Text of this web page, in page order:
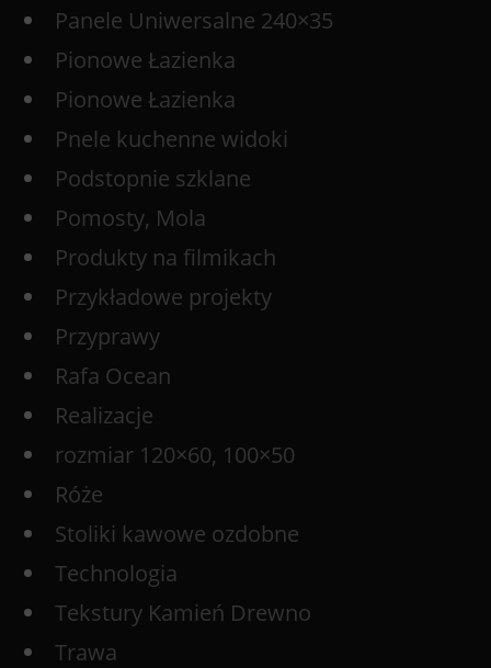
Panele Uniwersalne 240×35
Pionowe Łazienka
Pionowe Łazienka
Pnele kuchenne widoki
Podstopnie szklane
Pomosty, Mola
Produkty na filmikach
Przykładowe projekty
Przyprawy
Rafa Ocean
Realizacje
rozmiar 120×60, 100×50
Róże
Stoliki kawowe ozdobne
Technologia
Tekstury Kamień Drewno
Trawa